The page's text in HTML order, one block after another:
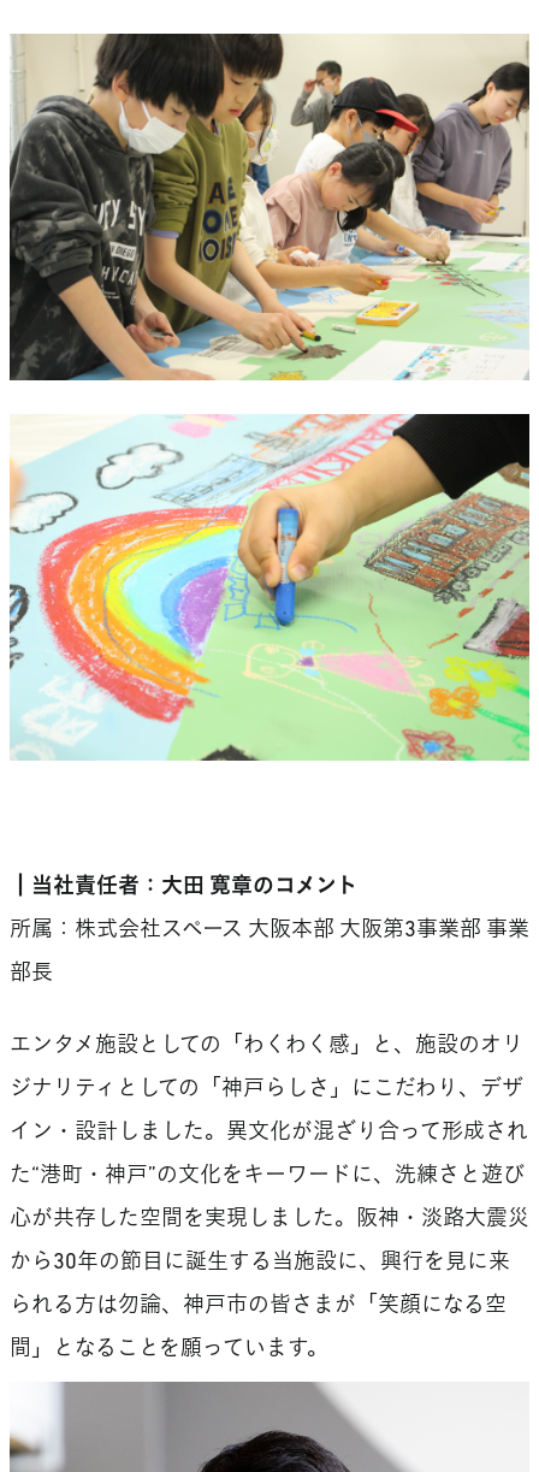
┃当社責任者：大田 寛章のコメント
所属：株式会社スペース 大阪本部 大阪第3事業部 事業
部長
エンタメ施設としての「わくわく感」と、施設のオリ
ジナリティとしての「神戸らしさ」にこだわり、デザ
イン・設計しました。異文化が混ざり合って形成され
た“港町・神戸”の文化をキーワードに、洗練さと遊び
心が共存した空間を実現しました。阪神・淡路大震災
から30年の節目に誕生する当施設に、興行を見に来
られる方は勿論、神戸市の皆さまが「笑顔になる空
間」となることを願っています。